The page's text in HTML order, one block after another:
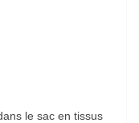
le sac en tissus